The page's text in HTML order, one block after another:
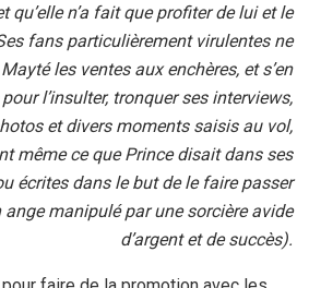
qu’elle n’a fait que profiter de lui et le
fans particulièrement virulentes ne
les ventes aux enchères, et s’en
l’insulter, tronquer ses interviews,
et divers moments saisis au vol,
même ce que Prince disait dans ses
écrites dans le but de le faire passer
ange manipulé par une sorcière avide
d’argent et de succès).